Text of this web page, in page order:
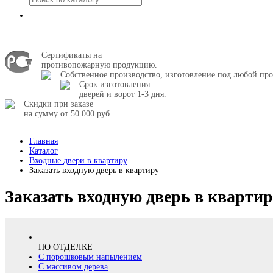
Сертификаты на
противопожарную продукцию.
Собственное производство, изготовление под любой
Срок изготовления
дверей и ворот 1-3 дня.
Скидки при заказе
на сумму от 50 000 руб.
Главная
Каталог
Входные двери в квартиру
Заказать входную дверь в квартиру
Заказать входную дверь в
ПО ОТДЕЛКЕ
С порошковым напылением
С массивом дерева